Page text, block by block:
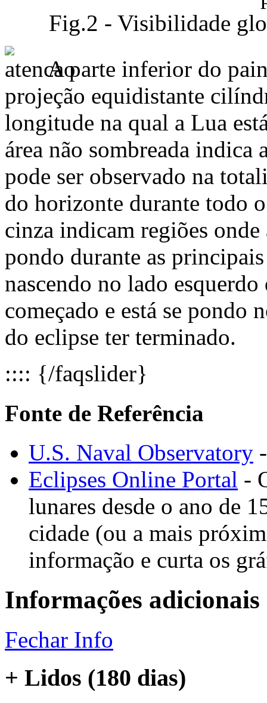
Fig.2 - Visibilidade
A parte inferior do
projeção equidistante
longitude na qual a Lua
área não sombreada indica
pode ser observado na
do horizonte durante todo
cinza indicam regiões onde
pondo durante as
nascendo no lado
começado e está se pondo
do eclipse ter terminado.
:::: {/faqslider}
Fonte de Referência
U.S. Naval Observatory
Eclipses Online Portal -
lunares desde o ano de
cidade (ou a mais
informação e curta os
Informações adicionais
Fechar Info
+ Lidos (180 dias)